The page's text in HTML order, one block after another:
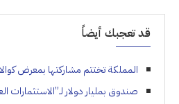
قد تعجبك أيضاً
المملكة تختتم مشاركتها بمعرض
صندوق بمليار دولار لـ”الاستثمارات